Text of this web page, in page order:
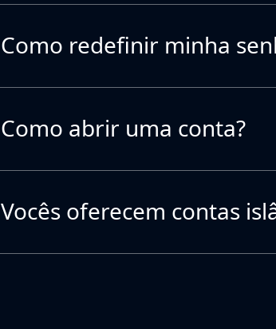
Como redefinir minha
Como abrir uma conta?
Vocês oferecem contas